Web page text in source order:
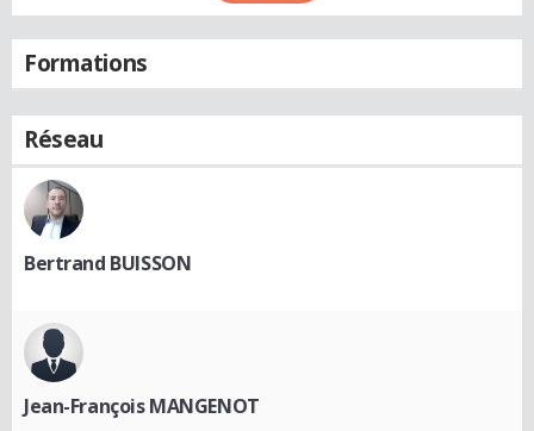
Formations
Réseau
Bertrand BUISSON
Jean-François MANGENOT